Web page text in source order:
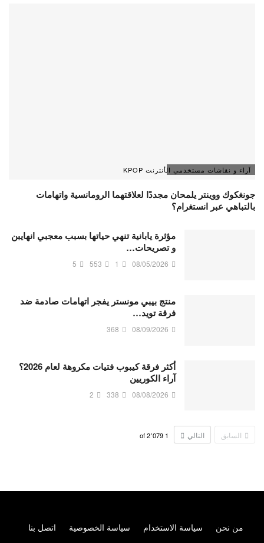
آراء و نقاشات مستخدمي الأنترنت KPOP
جونغكوك ووينتر يلمحان مجددًا لعلاقتهما الرومانسية واتهامات
بالتباهي عبر انستغرام؟
مؤثرة يابانية تنهي حياتها بسبب معجبي انهايبن
و تصريحات…
08/05/2026
1
553
5
منتج بيبي مونستر يفجر اتهامات صادمة ضد
فرقة تويد…
08/09/2026
368
أكثر فرقة كيبوب فتيات مكروهة لعام 2026؟
آراء الكوريين
08/08/2026
338
2
السابق التالي 1 2٬079
من نحن سياسة الاستخدام سياسة الخصوصية اتصل بنا